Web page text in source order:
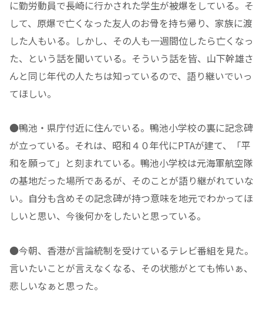
に勤労動員で長崎に行かされた学生が被爆をしている。そ
して、原爆で亡くなった友人のお骨を持ち帰り、家族に渡
した人もいる。しかし、その人も一週間位したら亡くなっ
た、という話を聞いている。そういう話を皆、山下幹雄さ
んと同じ年代の人たちは知っているので、語り継いでいっ
てほしい。
●鴨池・県庁付近に住んでいる。鴨池小学校の裏に記念碑
が立っている。それは、昭和４０年代にPTAが建て、「平
和を願って」と刻まれている。鴨池小学校は元海軍航空隊
の基地だった場所であるが、そのことが語り継がれていな
い。自分も含めその記念碑が持つ意味を地元でわかってほ
しいと思い、今後何かをしたいと思っている。
●今朝、香港が言論統制を受けているテレビ番組を見た。
言いたいことが言えなくなる、その状態がとても怖いぁ、
悲しいなぁと思った。